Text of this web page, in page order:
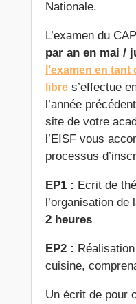
Nationale.
L’examen du
par an en mai /
l’examen en
libre s’effectue
l’année
site de votre
l’EISF vous
processus
EP1 : Ecrit de
l’organisation
2 heures
EP2 :
cuisine,
Un écrit de pour